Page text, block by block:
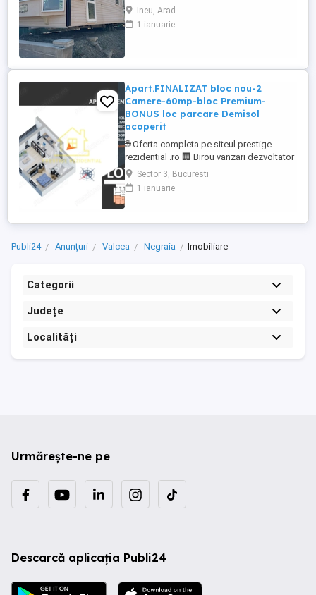
poate vedea în Orașul Ineu, Județ Arad
Suprafață totala 45mp 1 Living, 2
Dormitoare, Bucătărie, 1 baie cu cadă și
mobilată Centrală termică proprie ...
Ineu, Arad
1 ianuarie
Apart.FINALIZAT bloc nou-2
Camere-60mp-bloc Premium-
BONUS loc parcare Demisol
acoperit
🌐 Oferta completa pe siteul prestige-
rezidential .ro 🏢 Birou vanzari dezvoltator
– Comision 0% 📍 Localizare: Metrou
Nicolae Teclu - Titan - Pallady - Parcul
Teilor - Auchan Titan 💰 PRET PROMO
Sector 3, Bucuresti
1 ianuarie
Publi24 Anunțuri Valcea Negraia Imobiliare
Categorii
Județe
Localități
Urmărește-ne pe
Descarcă aplicația Publi24